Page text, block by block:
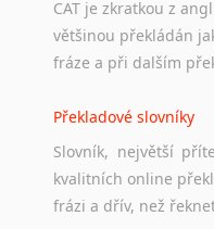
Studium v Austrálii
Soubor odkazů
a zázemí, australské
Práce v Austrálii
Odkazy poskytující
hledat práci na
CAT je zkratkou z
většinou překládán
fráze a při dalším
Překladové slovníky
Slovník, největší
kvalitních online
frázi a dřív, než